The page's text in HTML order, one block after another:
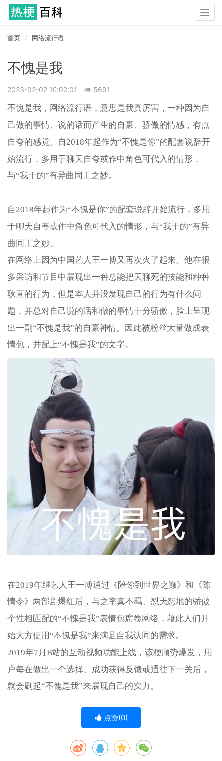
首页 网络流行语
不愧是我
2023-02-02 10:02:01 5691
不愧是我，网络流行语，意思是我真厉害，一种因为自
己做的事情、说的话而产生的自豪、骄傲的情感，有点
自夸的感觉。自2018年起作为“不愧是你”的配套说辞开
始流行，多用于聊天自夸或作中角色可代入的情形，
与“我干的”有异曲同工之妙。
自2018年起作为“不愧是你”的配套说辞开始流行，多用
于聊天自夸或作中角色可代入的情形，与“我干的”有异
曲同工之妙。
在网络上因为中国艺人王一博又再次火了起来。他在很
多采访和节目中展现出一种总能把天聊死的技能和种种
耿直的行为，但是本人并没发现自己的行为有什么问
题，并总对自己说的话和做的事情十分骄傲，脸上呈现
出一副“不愧是我”的自豪神情。因此被粉丝大量做成表
情包，并配上“不愧是我”的文字。
在2019年继艺人王一博通过《陪你到世界之巅》和《陈
情令》两部剧爆红后，与之率真不羁、怼天怼地的骄傲
个性相匹配的“不愧是我”表情包席卷网络，藉此人们开
始大方使用“不愧是我”来满足自我认同的需求。
2019年7月B站的互动视频功能上线，该梗顺势爆发，用
户每在做出一个选择、成功获得反馈或通往下一关后，
就会刷起“不愧是我”来展现自己的实力。
点赞(0)